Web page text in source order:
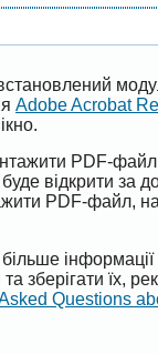
Adobe Acrobat
PDF-
відкрити за
PDF-файл,
зберігати їх,
Questions